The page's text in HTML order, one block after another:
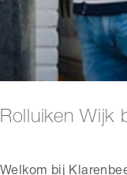
Rolluiken Wijk
Welkom bij